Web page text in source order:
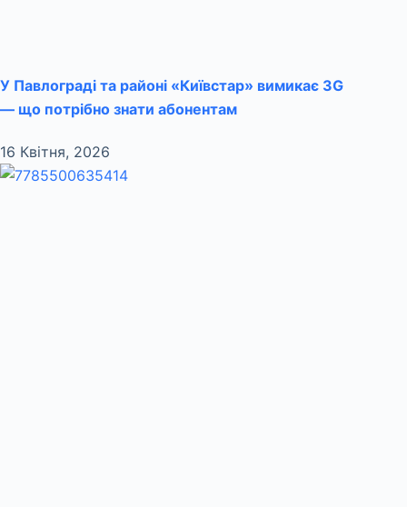
У Павлограді та районі «Київстар» вимикає 3G
— що потрібно знати абонентам
16 Квітня, 2026